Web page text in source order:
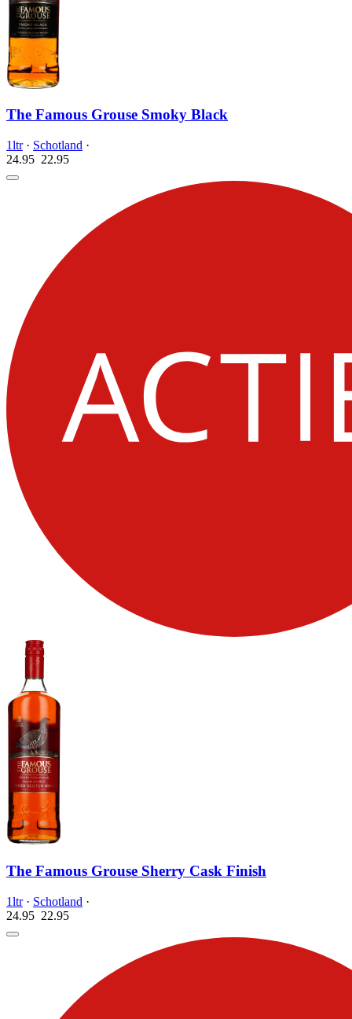
The Famous Grouse Smoky Black
1ltr· Schotland ·
24.95 22.95
The Famous Grouse Sherry Cask Finish
1ltr· Schotland ·
24.95 22.95